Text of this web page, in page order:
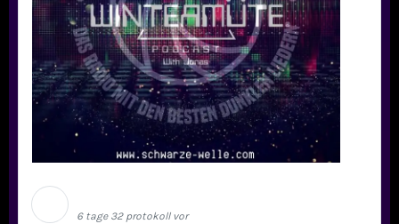
6 tage 32 protokoll vor